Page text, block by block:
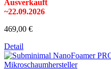
Ausverkauft
~22.09.2026
469,00 €
Detail